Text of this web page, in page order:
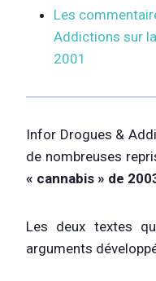
Les
Addictions sur
2001
Infor Drogues &
de nombreuses
« cannabis » de
Les deux textes
arguments